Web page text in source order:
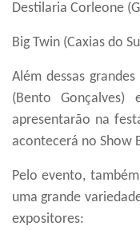
Destilaria Corleone
Big Twin (Caxias do
Além dessas
(Bento Gonçalves)
apresentarão na
acontecerá no Show
Pelo evento,
uma grande
expositores: